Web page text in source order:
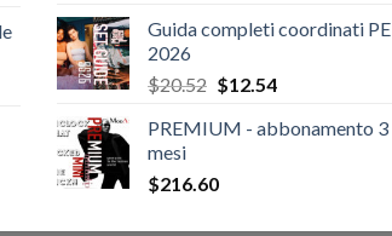
Guida completi coordinati PE
2026
$20.52 Il
originale
$20.52.
$12.54Il
attuale
PREMIUM - abbonamento 3
mesi
$216.60